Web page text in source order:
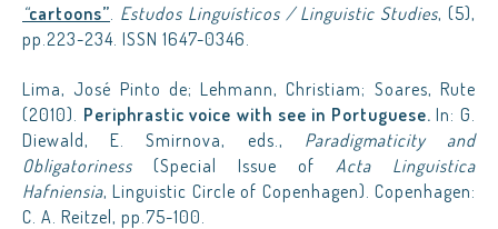
“cartoons”. Estudos Linguísticos / Linguistic Studies, (5),
pp.223-234. ISSN 1647-0346.
Lima, José Pinto de; Lehmann, Christiam; Soares, Rute
(2010). Periphrastic voice with see in Portuguese.In: G.
Diewald, E. Smirnova, eds., Paradigmaticity and
Obligatoriness (Special Issue of Acta Linguistica
Hafniensia, Linguistic Circle of Copenhagen). Copenhagen:
C. A. Reitzel, pp.75-100.